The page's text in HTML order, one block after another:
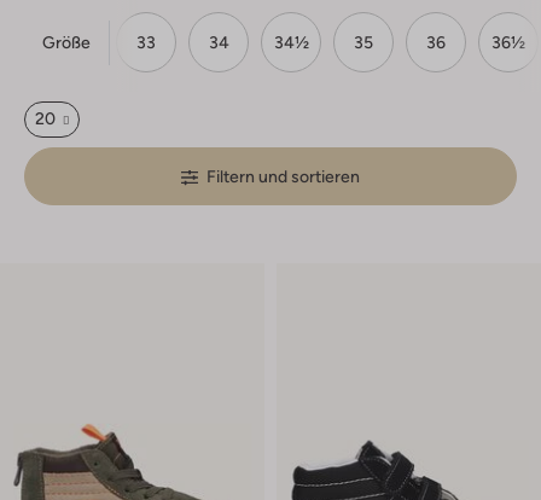
Größe
32 33 34 34½ 35 36 36½
20
Filtern und sortieren